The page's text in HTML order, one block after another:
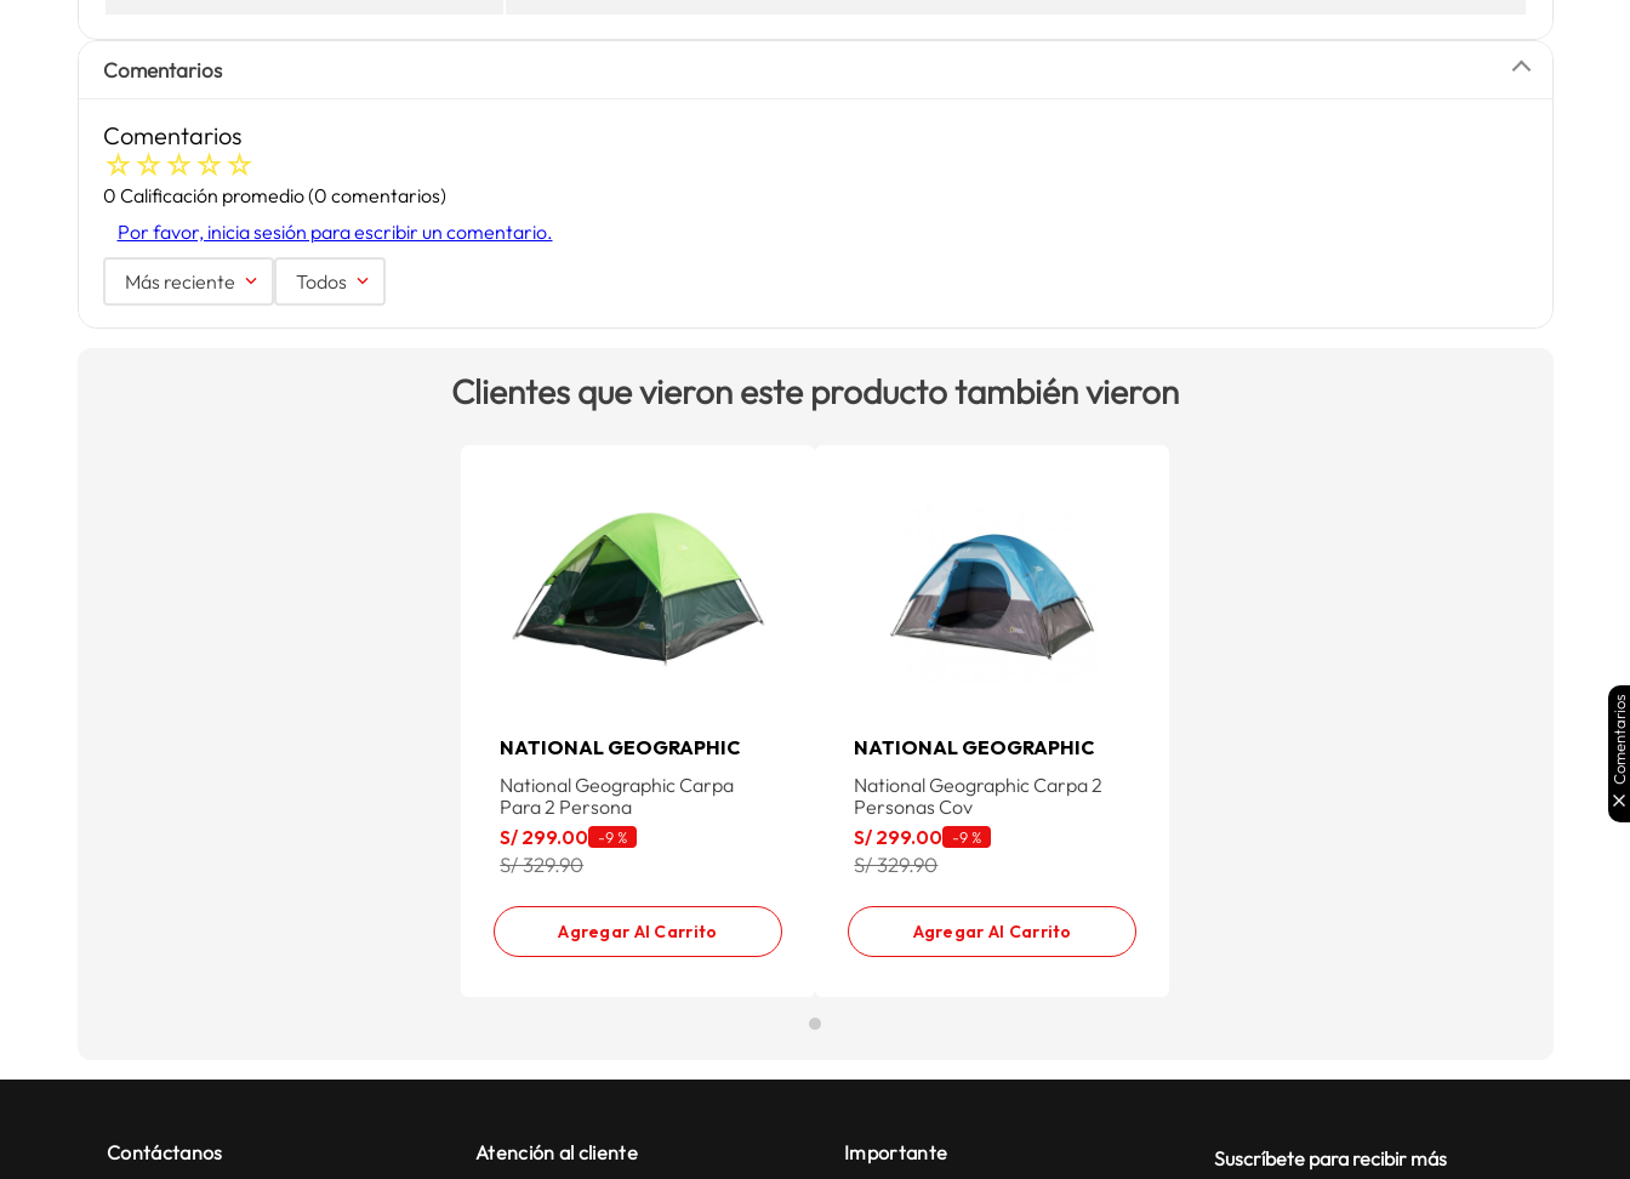
Comentarios
Comentarios
☆☆☆☆☆
0 Calificación promedio(0 comentarios)
Por favor, inicia sesión para escribir un comentario.
Más reciente Todos
Clientes que vieron este producto también vieron
NATIONAL GEOGRAPHIC
National Geographic Carpa
Para 2 Persona
S/ 299.00 -9 %
S/ 329.90
Agregar Al Carrito
NATIONAL GEOGRAPHIC
National Geographic Carpa 2
Personas Cov
S/ 299.00 -9 %
S/ 329.90
Agregar Al Carrito
Contáctanos Atención al cliente Importante
Suscríbete para recibir más
Comentarios